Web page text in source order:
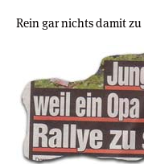
Rein gar nichts damit